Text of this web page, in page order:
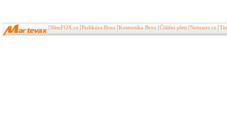
SlimFOX.cz Pedikúra Brno Kosmetika Brno Čištění pleti Netusers.cz